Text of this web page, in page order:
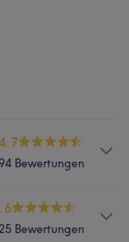
Bewertungen
Balayage
Bewertungen